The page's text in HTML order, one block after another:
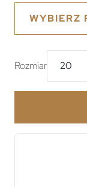
WYBIERZ
Rozmiar